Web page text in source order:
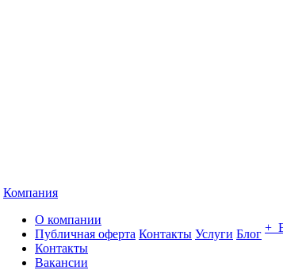
Компания
О компании
Публичная оферта
Контакты
Вакансии
Контакты Услуги Блог +